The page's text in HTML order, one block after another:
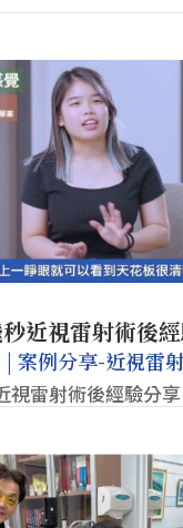
近視雷射術後
| 案例分享-近視雷
視雷射術後經驗分享